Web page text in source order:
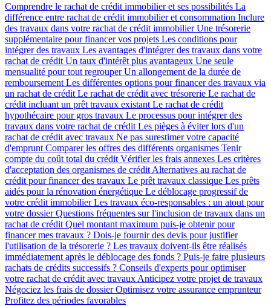
Comprendre le rachat de crédit immobilier et ses possibilités La
différence entre rachat de crédit immobilier et consommation Inclure
des travaux dans votre rachat de crédit immobilierUne trésorerie
supplémentaire pour financer vos projets Les conditions pour
intégrer des travaux Les avantages d'intégrer des travaux dans votre
rachat de crédit Un taux d'intérêt plus avantageux Une seule
mensualité pour tout regrouperUn allongement de la durée de
remboursement Les différentes options pour financer des travaux via
un rachat de crédit Le rachat de crédit avec trésorerie Le rachat de
crédit incluant un prêt travaux existant Le rachat de crédit
hypothécaire pour gros travaux Le processus pour intégrer des
travaux dans votre rachat de crédit Les pièges à éviter lors d'un
rachat de crédit avec travaux Ne pas surestimer votre capacité
d'emprunt Comparer les offres des différents organismes Tenir
compte du coût total du crédit Vérifier les frais annexes Les critères
d'acceptation des organismes de crédit Alternatives au rachat de
crédit pour financer des travaux Le prêt travaux classique Les prêts
aidés pour la rénovation énergétique Le déblocage progressif de
votre crédit immobilierLes travaux éco-responsables : un atout pour
votre dossierQuestions fréquentes sur l'inclusion de travaux dans un
rachat de crédit Quel montant maximum puis-je obtenir pour
financer mes travaux ? Dois-je fournir des devis pour justifier
l'utilisation de la trésorerie ? Les travaux doivent-ils être réalisés
immédiatement après le déblocage des fonds ? Puis-je faire plusieurs
rachats de crédits successifs ? Conseils d'experts pour optimiser
votre rachat de crédit avec travaux Anticipez votre projet de travaux
Négociez les frais de dossierOptimisez votre assurance emprunteur
Profitez des périodes favorables